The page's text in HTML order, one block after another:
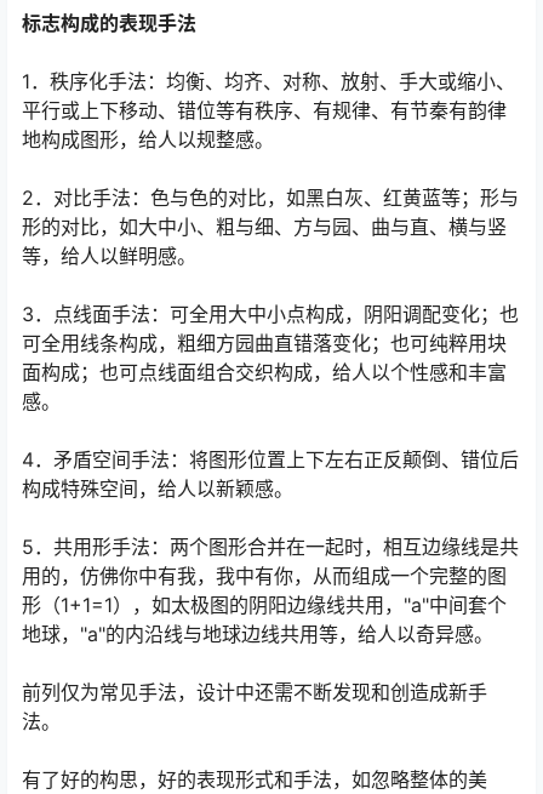
标志构成的表现手法
1．秩序化手法：均衡、均齐、对称、放射、手大或缩小、
平行或上下移动、错位等有秩序、有规律、有节秦有韵律
地构成图形，给人以规整感。
2．对比手法：色与色的对比，如黑白灰、红黄蓝等；形与
形的对比，如大中小、粗与细、方与园、曲与直、横与竖
等，给人以鲜明感。
3．点线面手法：可全用大中小点构成，阴阳调配变化；也
可全用线条构成，粗细方园曲直错落变化；也可纯粹用块
面构成；也可点线面组合交织构成，给人以个性感和丰富
感。
4．矛盾空间手法：将图形位置上下左右正反颠倒、错位后
构成特殊空间，给人以新颖感。
5．共用形手法：两个图形合并在一起时，相互边缘线是共
用的，仿佛你中有我，我中有你，从而组成一个完整的图
形（1+1=1），如太极图的阴阳边缘线共用，"a"中间套个
地球，"a"的内沿线与地球边线共用等，给人以奇异感。
前列仅为常见手法，设计中还需不断发现和创造成新手
法。
有了好的构思，好的表现形式和手法，如忽略整体的美